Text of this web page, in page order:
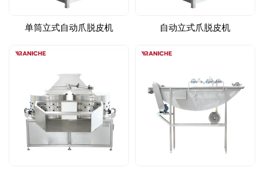
单筒立式自动爪脱皮机 自动立式爪脱皮机